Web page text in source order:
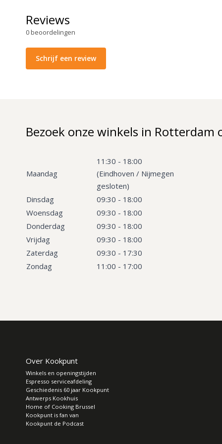
Reviews
0beoordelingen
Schrijf een review
Bezoek onze winkels in Rotterdam
Maandag
11:30 - 18:00
(Eindhoven / Nijmegen
gesloten)
Dinsdag
09:30 - 18:00
Woensdag
09:30 - 18:00
Donderdag
09:30 - 18:00
Vrijdag
09:30 - 18:00
Zaterdag
09:30 - 17:30
Zondag
11:00 - 17:00
Over Kookpunt
Winkels en openingstijden
Espresso serviceafdeling
Geschiedenis 60 jaar Kookpunt
Antwerps Kookhuis
Home of Cooking Brussel
Kookpunt is fan van
Kookpunt de Podcast